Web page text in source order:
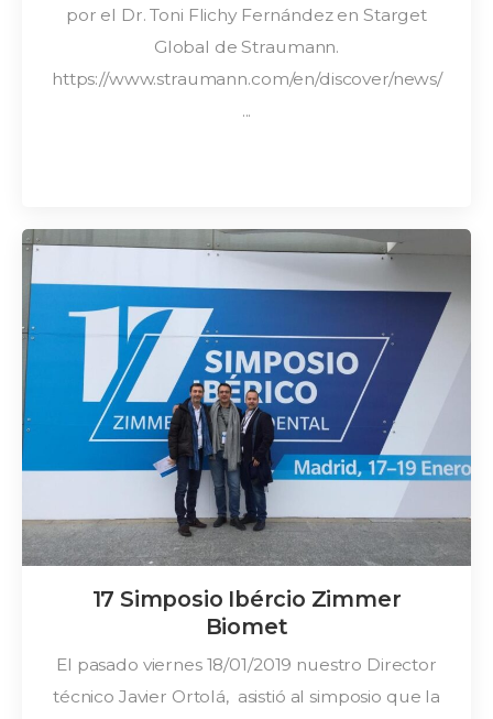
por el Dr. Toni Flichy Fernández en Starget
Global de Straumann.
https://www.straumann.com/en/discover/news/
...
17 Simposio Ibércio Zimmer
Biomet
El pasado viernes 18/01/2019 nuestro Director
técnico Javier Ortolá, asistió al simposio que la